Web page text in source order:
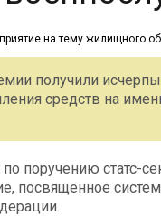
получили
средств на
поручению статс-
посвященное